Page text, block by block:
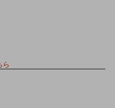
ら